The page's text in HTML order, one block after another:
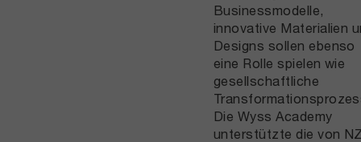
Businessmodelle,
innovative Materialien
Designs sollen ebenso
eine Rolle spielen wie
gesellschaftliche
Die Wyss Academy
unterstützte die von